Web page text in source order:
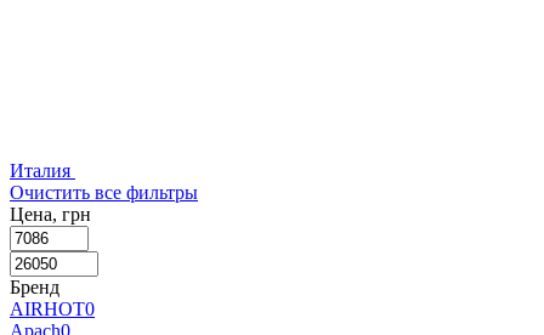
Италия
Очистить все фильтры
Цена, грн
Бренд
AIRHOT0
Apach0